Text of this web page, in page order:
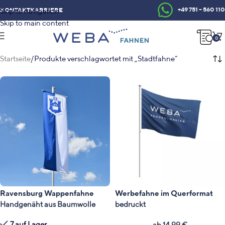
Skip to navigation
Skip to main content
KONTAKTKARRIERE +49 751 – 560 110
0
Startseite Produkte verschlagwortet mit „Stadtfahne“
Ravensburg Wappenfahne
Handgenäht aus Baumwolle
Werbefahne im Querformat
bedruckt